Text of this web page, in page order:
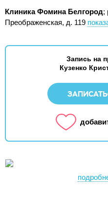
Клиника Фомина Белгород;
Преображенская, д. 119
Запись на
Кузенко